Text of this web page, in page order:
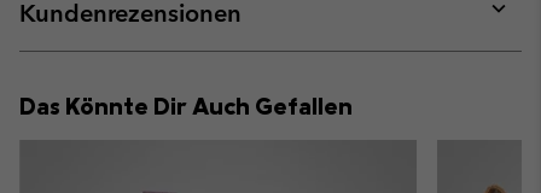
Kundenrezensionen
or
Das Könnte Dir Auch Gefallen